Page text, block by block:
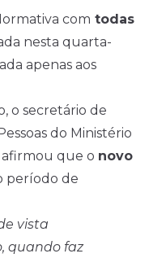
com todas
nesta quarta-
apenas aos
o secretário de
do Ministério
afirmou que o novo
período de
vista
quando faz